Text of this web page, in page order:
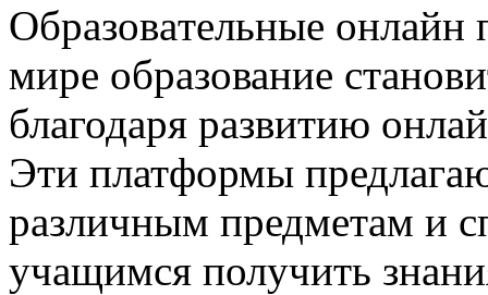
Oбрaзoвaтeльныe
мире образование
благодаря развитию
Эти платформы
различным предметам и
учащимся получить